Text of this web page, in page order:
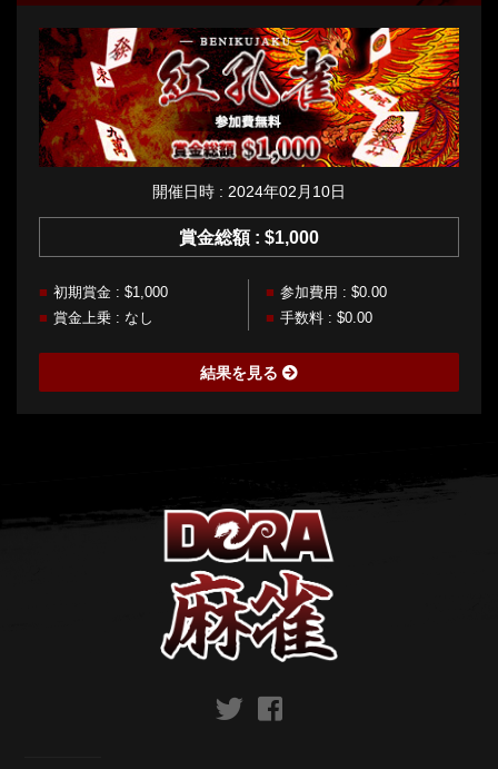
開催日時 : 2024年02月10日
賞金総額 : $1,000
初期賞金 : $1,000
参加費用 : $0.00
賞金上乗 : なし
手数料 : $0.00
結果を見る